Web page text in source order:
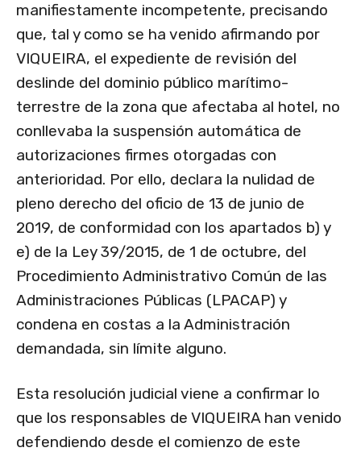
manifiestamente incompetente, precisando
que, tal y como se ha venido afirmando por
VIQUEIRA, el expediente de revisión del
deslinde del dominio público marítimo-
terrestre de la zona que afectaba al hotel, no
conllevaba la suspensión automática de
autorizaciones firmes otorgadas con
anterioridad. Por ello, declara la nulidad de
pleno derecho del oficio de 13 de junio de
2019, de conformidad con los apartados b) y
e) de la Ley 39/2015, de 1 de octubre, del
Procedimiento Administrativo Común de las
Administraciones Públicas (LPACAP) y
condena en costas a la Administración
demandada, sin límite alguno.
Esta resolución judicial viene a confirmar lo
que los responsables de VIQUEIRA han venido
defendiendo desde el comienzo de este